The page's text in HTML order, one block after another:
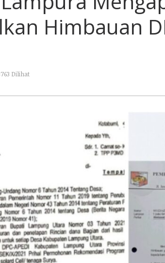
Batalkan
Himbauan
DBH Himbauan
Dilihat